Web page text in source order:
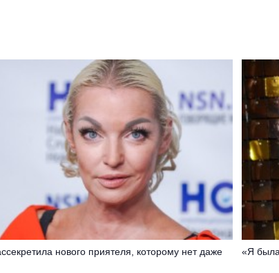
нового приятеля, которому нет даже
«Я